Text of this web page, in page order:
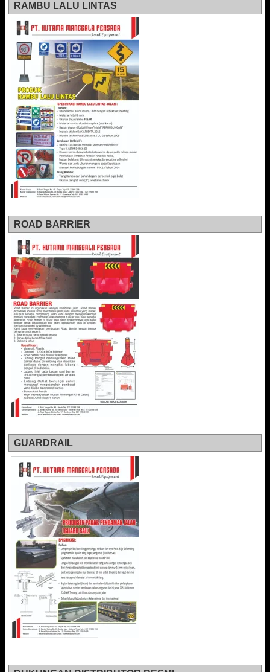
RAMBU LALU LINTAS
ROAD BARRIER
GUARDRAIL